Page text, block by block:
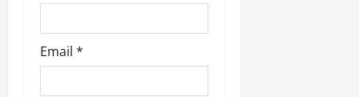
Email *